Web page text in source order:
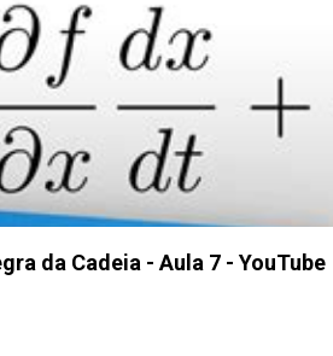
da Cadeia - Aula 7 - YouTube